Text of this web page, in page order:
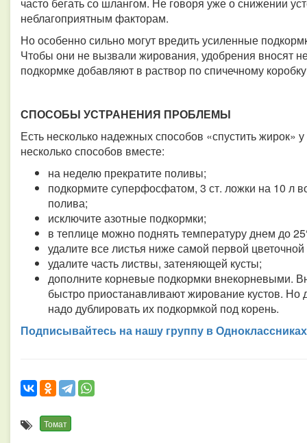
неблагоприятным факторам.
Но особенно сильно могут вредить усиленные
Чтобы они не вызвали жирования, удобрения вносят
подкормке добавляют в раствор по спичечному
СПОСОБЫ УСТРАНЕНИЯ ПРОБЛЕМЫ
Есть несколько надежных способов «спустить жирок»
несколько способов вместе:
на неделю прекратите поливы;
подкормите суперфосфатом, 3 ст. ложки на 10 л
полива;
исключите азотные подкормки;
в теплице можно поднять температуру днем до
удалите все листья ниже самой первой цветочной
удалите часть листвы, затеняющей кусты;
дополните корневые подкормки внекорневыми.
быстро приостанавливают жирование кустов. Но
надо дублировать их подкормкой под корень.
Подписывайтесь на нашу группу в Одноклассниках
Томат